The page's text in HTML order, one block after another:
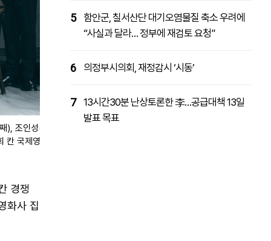
), 조인성(맨 왼쪽)과
국제영화제 경쟁
경쟁
화사 집
5
함안군, 칠서산단 대기오염물질 축소 우려에
“사실과 달라… 정부에 재검토 요청”
6 의정부시의회, 재정감시 ‘시동’
7 13시간30분 난상토론한 李…공급대책 13일
발표 목표